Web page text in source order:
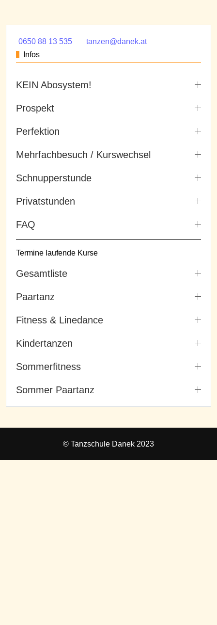
0650 88 13 535
tanzen@danek.at
Infos
KEIN Abosystem!
Prospekt
Perfektion
Mehrfachbesuch / Kurswechsel
Schnupperstunde
Privatstunden
FAQ
Termine laufende Kurse
Gesamtliste
Paartanz
Fitness & Linedance
Kindertanzen
Sommerfitness
Sommer Paartanz
© Tanzschule Danek 2023